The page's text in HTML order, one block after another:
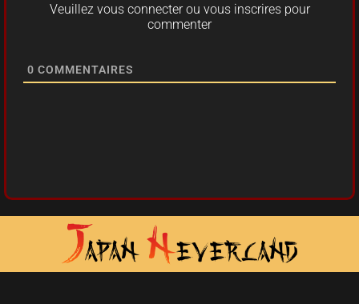
Veuillez vous connecter ou vous inscrires pour
commenter
0 COMMENTAIRES